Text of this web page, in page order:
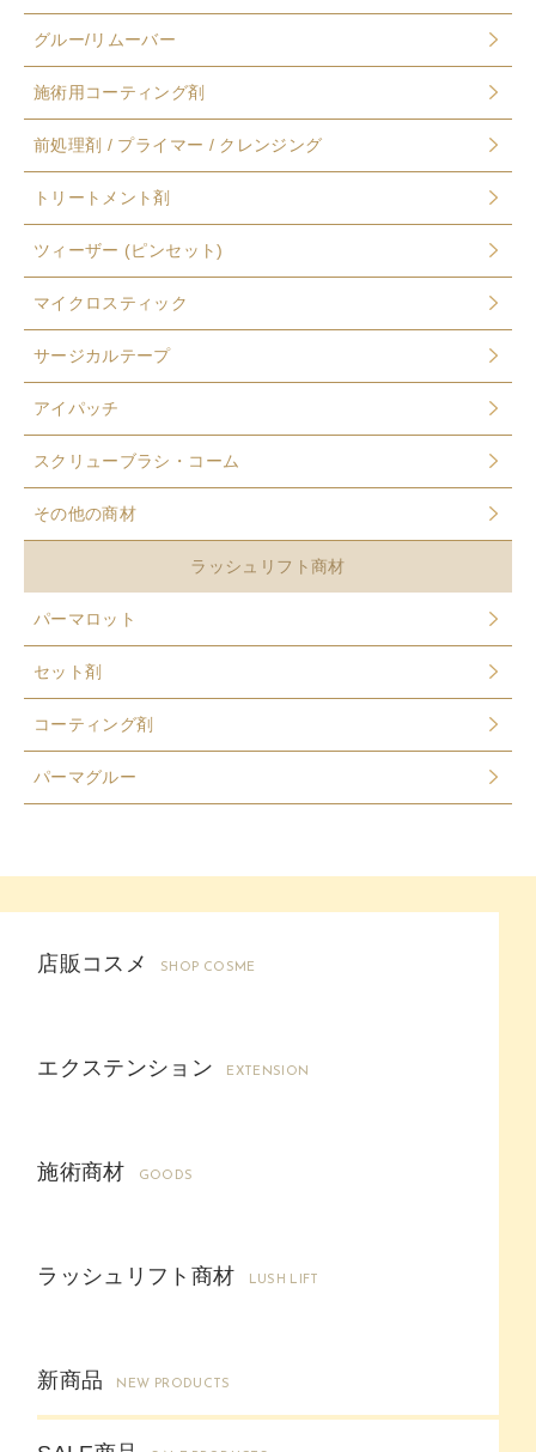
グルー/リムーバー
施術用コーティング剤
前処理剤 / プライマー / クレンジング
トリートメント剤
ツィーザー (ピンセット)
マイクロスティック
サージカルテープ
アイパッチ
スクリューブラシ・コーム
その他の商材
ラッシュリフト商材
パーマロット
セット剤
コーティング剤
パーマグルー
店販コスメ SHOP COSME
エクステンション EXTENSION
施術商材 GOODS
ラッシュリフト商材 LUSH LIFT
新商品 NEW PRODUCTS